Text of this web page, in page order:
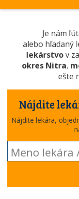
Je nám
alebo hľadaný
lekárstvov
okres Nitra,
ešte
Nájdite
Nájdite lekára,